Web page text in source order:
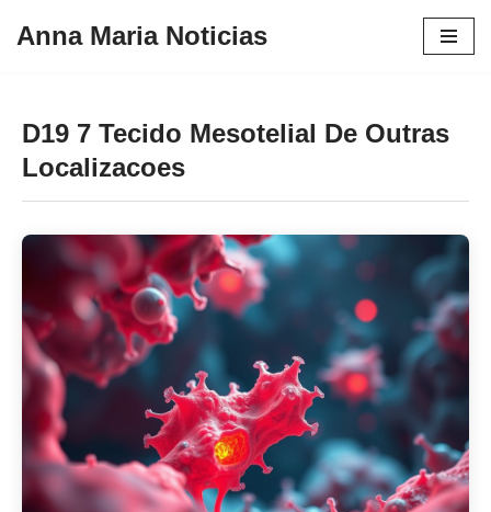
conteúdo
Anna Maria Noticias
D19 7 Tecido Mesotelial De Outras
Localizacoes